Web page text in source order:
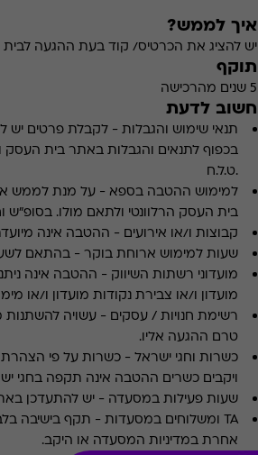
איך לממש?
יש להציג את הכרטיס/ קוד בעת ההגעה
תוקף
5 שנים מהרכישה
חשוב לדעת
תנאי שימוש והגבלות - לקבלת פרטים יש
.ט.ל.ח
למימוש ההטבה בספא -על מנת לממש
בית העסק הרלוונטי ולתאם מולו. בסופ"ש
קבוצות ו/או אירועים - ההטבה אינה
שעות למימוש ארוחת בוקר -בהתאם
מועדוני רשתות השיווק - ההטבה אינה
מועדון ו/או צבירת נקודות מועדון ו/או
רשימת חנויות / עסקים -עשויה
טרם ההגעה אליו.
כשרות וחגי ישראל -כשרות על פי הצהרת
ויקבים כשרים ההטבה אינה תקפה בחגי
שעות פעילות במסעדה -יש להתעדכן
TA ומשלוחים במסעדות
-
אחרת במדיניות המסעדה או היקב.